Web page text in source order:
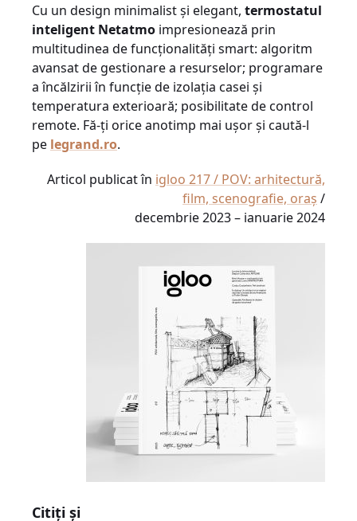
Cu un design minimalist și elegant, termostatul
inteligent Netatmo impresionează prin
multitudinea de funcționalități smart: algoritm
avansat de gestionare a resurselor; programare
a încălzirii în funcție de izolația casei și
temperatura exterioară; posibilitate de control
remote. Fă-ți orice anotimp mai ușor și caută-l
pe legrand.ro.
Articol publicat în igloo 217 / POV: arhitectură,
film, scenografie, oraș /
decembrie 2023 – ianuarie 2024
Citiți și